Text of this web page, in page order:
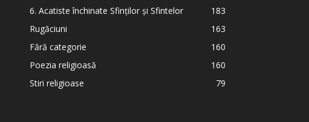
6. Acatiste închinate Sfinților și Sfintelor
183
Rugăciuni
163
Fără categorie
160
Poezia religioasă
160
Stiri religioase
79